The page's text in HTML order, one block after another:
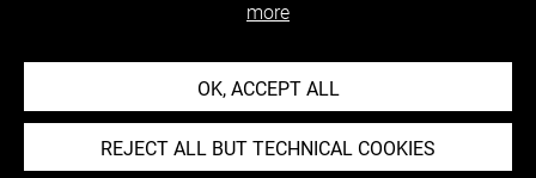
more
OK, ACCEPT ALL
REJECT ALL BUT TECHNICAL COOKIES